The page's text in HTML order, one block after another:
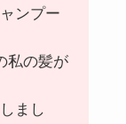
ンプー
私の髪が
まし